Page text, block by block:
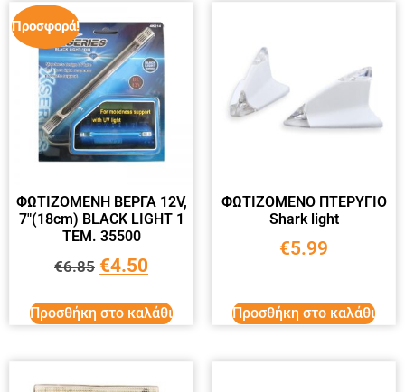
Προσφορά!
ΦΩΤΙΖΟΜΕΝΗ BΕΡΓΑ 12V,
7″(18cm) BLACK LIGHT 1
ΤΕΜ. 35500
€6.85 €4.50
Προσθήκη στο καλάθι
ΦΩΤΙΖΟΜΕΝΟ ΠΤΕΡΥΓΙΟ
Shark light
€5.99
Προσθήκη στο καλάθι